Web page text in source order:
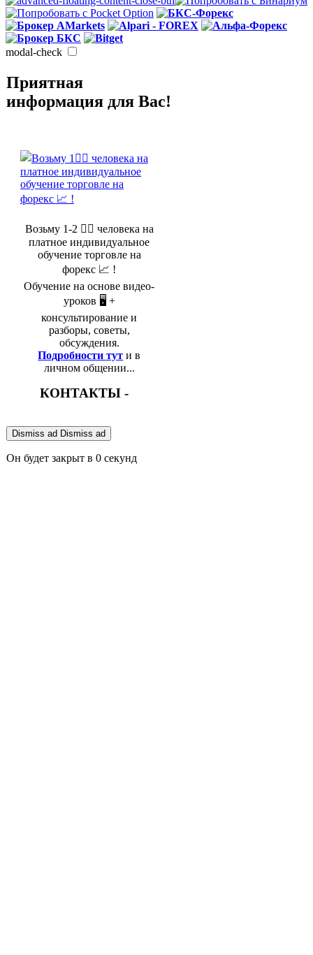
modal-check
Приятная
информация для Вас!
Возьму 1-2 🤵‍♂️ человека на
платное индивидуальное
обучение торговле на
форекс 📈 !
Обучение на основе видео-
уроков 🖥️ +
консультирование и
разборы, советы,
обсуждения.
Подробности тут и в
личном общении...
КОНТАКТЫ -
Dismiss ad Dismiss ad
Он будет закрыт в 0 секунд